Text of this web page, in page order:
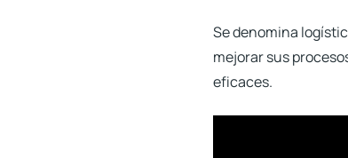
Se denomina
mejorar sus
eficaces.